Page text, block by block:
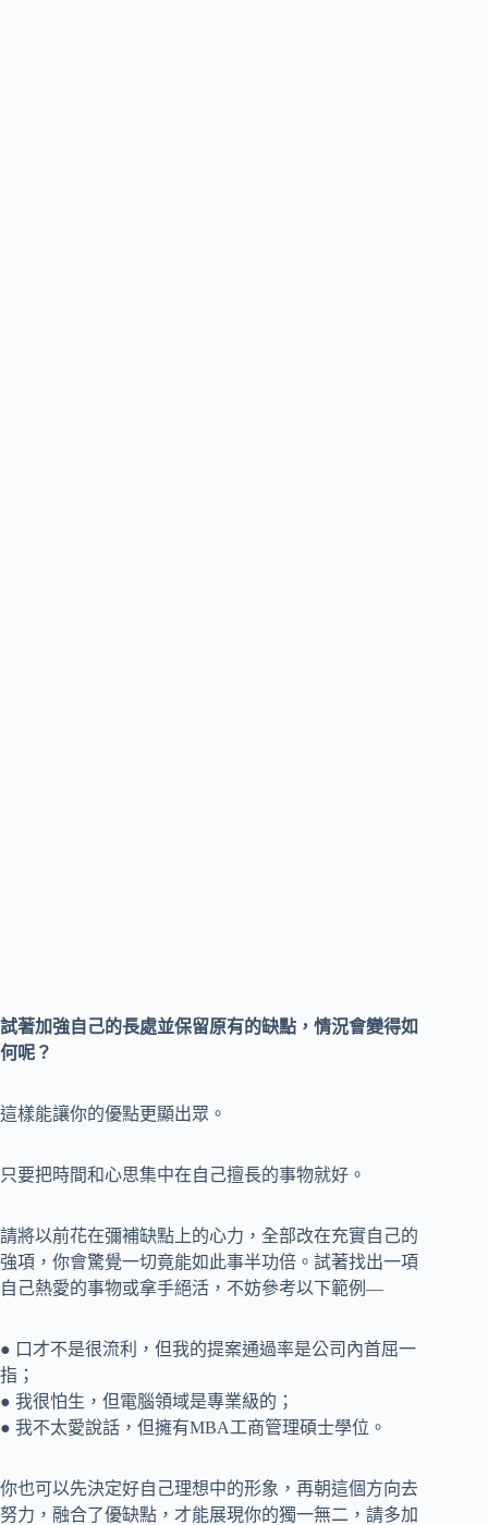
試著加強自己的長處並保留原有的缺點，情況會變得如
何呢？
這樣能讓你的優點更顯出眾。
只要把時間和心思集中在自己擅長的事物就好。
請將以前花在彌補缺點上的心力，全部改在充實自己的
強項，你會驚覺一切竟能如此事半功倍。試著找出一項
自己熱愛的事物或拿手絕活，不妨參考以下範例—
● 口才不是很流利，但我的提案通過率是公司內首屈一
指；
● 我很怕生，但電腦領域是專業級的；
● 我不太愛說話，但擁有MBA工商管理碩士學位。
你也可以先決定好自己理想中的形象，再朝這個方向去
努力，融合了優缺點，才能展現你的獨一無二，請多加